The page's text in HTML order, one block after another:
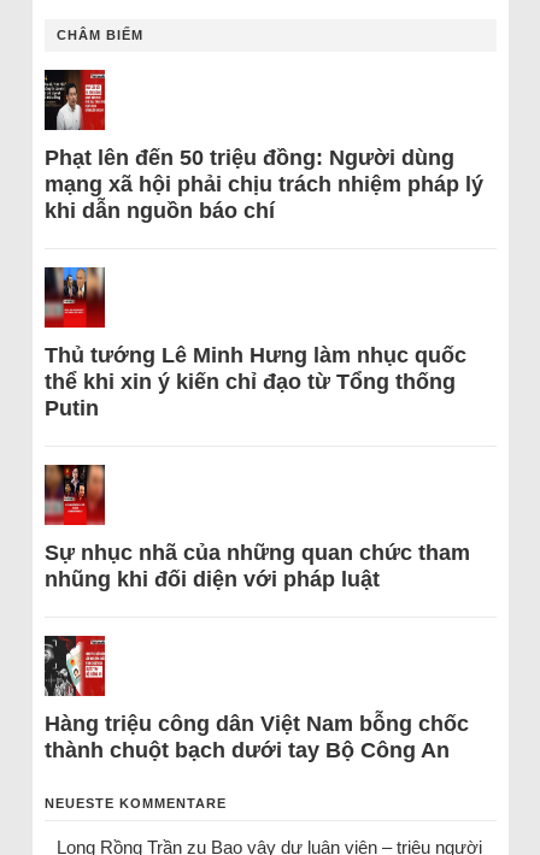
CHÂM BIẾM
Phạt lên đến 50 triệu đồng: Người dùng
mạng xã hội phải chịu trách nhiệm pháp lý
khi dẫn nguồn báo chí
Thủ tướng Lê Minh Hưng làm nhục quốc
thể khi xin ý kiến chỉ đạo từ Tổng thống
Putin
Sự nhục nhã của những quan chức tham
nhũng khi đối diện với pháp luật
Hàng triệu công dân Việt Nam bỗng chốc
thành chuột bạch dưới tay Bộ Công An
NEUESTE KOMMENTARE
Long Rồng Trầnzu Bao vây dư luận viên – triệu người